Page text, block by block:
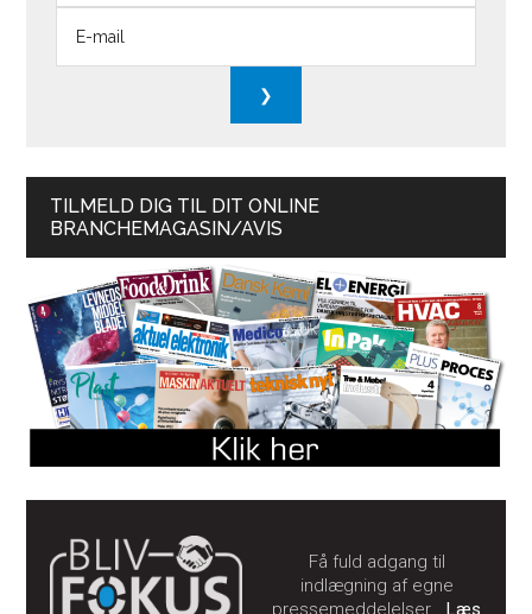
TILMELD DIG TIL DIT ONLINE
BRANCHEMAGASIN/AVIS
Få fuld adgang til
indlægning af egne
pressemeddelelser…Læs